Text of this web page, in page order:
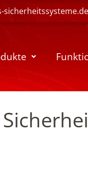
sicherheitssysteme.de